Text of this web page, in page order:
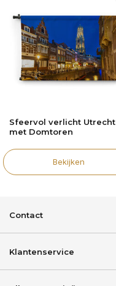
Sfeervol verlicht Utrecht
met Domtoren
Bekijken
Contact
Klantenservice